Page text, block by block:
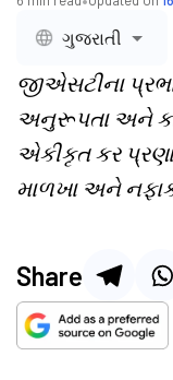
ગુજરાતી
જીએસટીના
અનુરૂપતા અને
એકીકૃત કર
માળખા અને
Share